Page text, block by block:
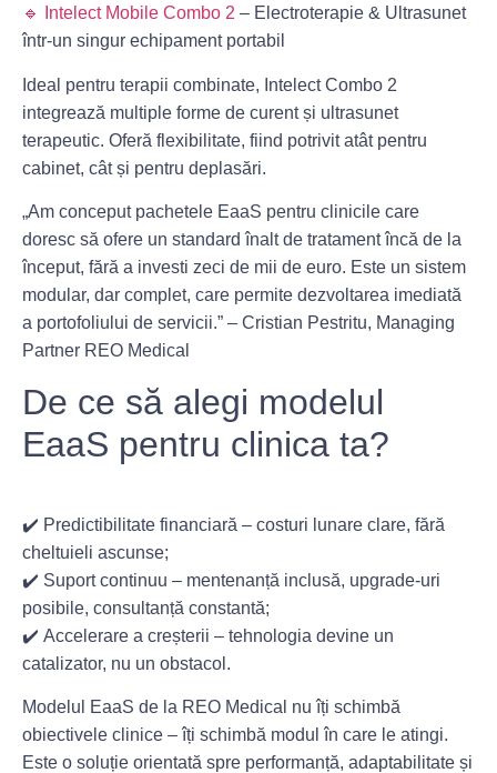
🔹 Intelect Mobile Combo 2 – Electroterapie & Ultrasunet
într-un singur echipament portabil
Ideal pentru terapii combinate, Intelect Combo 2
integrează multiple forme de curent și ultrasunet
terapeutic. Oferă flexibilitate, fiind potrivit atât pentru
cabinet, cât și pentru deplasări.
„Am conceput pachetele EaaS pentru clinicile care
doresc să ofere un standard înalt de tratament încă de la
început, fără a investi zeci de mii de euro. Este un sistem
modular, dar complet, care permite dezvoltarea imediată
a portofoliului de servicii.” – Cristian Pestritu, Managing
Partner REO Medical
De ce să alegi modelul
EaaS pentru clinica ta?
✔️ Predictibilitate financiară – costuri lunare clare, fără
cheltuieli ascunse;
✔️ Suport continuu – mentenanță inclusă, upgrade-uri
posibile, consultanță constantă;
✔️ Accelerare a creșterii – tehnologia devine un
catalizator, nu un obstacol.
Modelul EaaS de la REO Medical nu îți schimbă
obiectivele clinice – îți schimbă modul în care le atingi.
Este o soluție orientată spre performanță, adaptabilitate și